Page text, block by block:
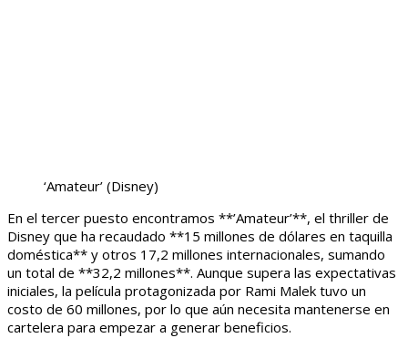
‘Amateur’ (Disney)
En el tercer puesto encontramos **’Amateur’**, el thriller de
Disney que ha recaudado **15 millones de dólares en taquilla
doméstica** y otros 17,2 millones internacionales, sumando
un total de **32,2 millones**. Aunque supera las expectativas
iniciales, la película protagonizada por Rami Malek tuvo un
costo de 60 millones, por lo que aún necesita mantenerse en
cartelera para empezar a generar beneficios.